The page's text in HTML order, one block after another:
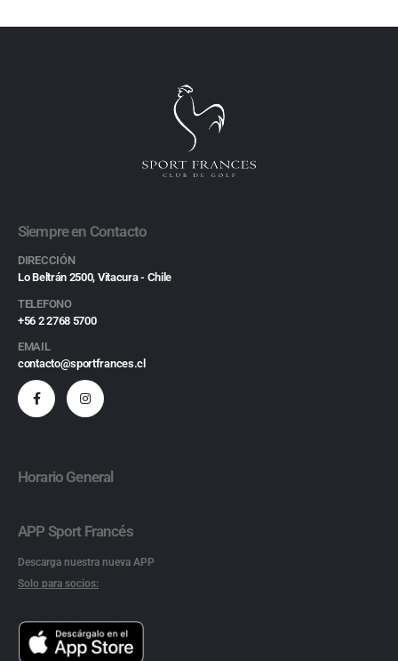
Siempre en Contacto
DIRECCIÓN
Lo Beltrán 2500, Vitacura - Chile
TELEFONO
+56 2 2768 5700
EMAIL
contacto@sportfrances.cl
Horario General
APP Sport Francés
Descarga nuestra nueva APP
Solo para socios: